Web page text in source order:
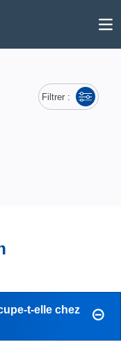
Filtrer :
t-elle chez